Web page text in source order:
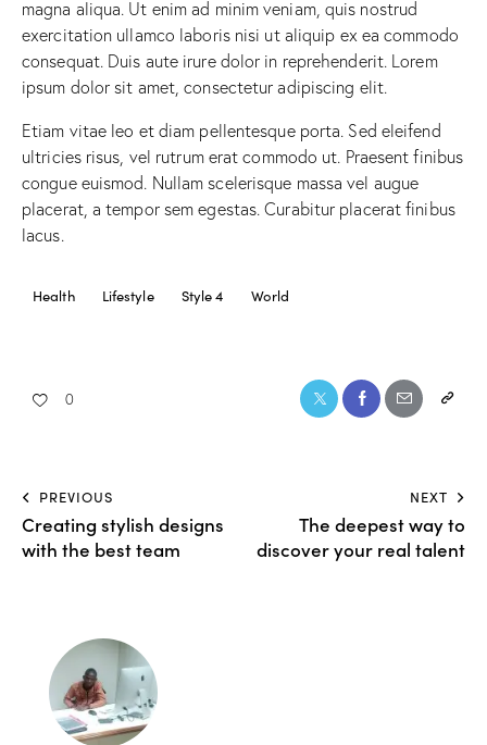
magna aliqua. Ut enim ad minim veniam, quis nostrud
exercitation ullamco laboris nisi ut aliquip ex ea commodo
consequat. Duis aute irure dolor in reprehenderit. Lorem
ipsum dolor sit amet, consectetur adipiscing elit.
Etiam vitae leo et diam pellentesque porta. Sed eleifend
ultricies risus, vel rutrum erat commodo ut. Praesent finibus
congue euismod. Nullam scelerisque massa vel augue
placerat, a tempor sem egestas. Curabitur placerat finibus
lacus.
Health Lifestyle Style 4 World
0
PREVIOUS
Creating stylish designs
with the best team
NEXT
The deepest way to
discover your real talent